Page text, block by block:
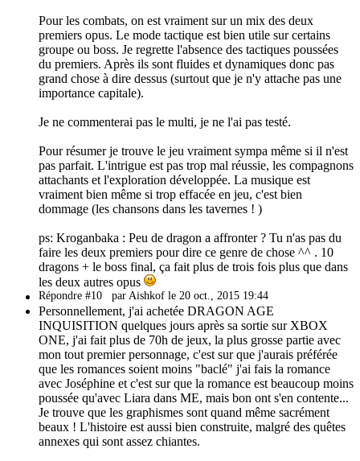
Pour les combats, on est vraiment sur un mix des deux
premiers opus. Le mode tactique est bien utile sur certains
groupe ou boss. Je regrette l'absence des tactiques poussées
du premiers. Après ils sont fluides et dynamiques donc pas
grand chose à dire dessus (surtout que je n'y attache pas une
importance capitale).
Je ne commenterai pas le multi, je ne l'ai pas testé.
Pour résumer je trouve le jeu vraiment sympa même si il n'est
pas parfait. L'intrigue est pas trop mal réussie, les compagnons
attachants et l'exploration développée. La musique est
vraiment bien même si trop effacée en jeu, c'est bien
dommage (les chansons dans les tavernes ! )
ps: Kroganbaka : Peu de dragon a affronter ? Tu n'as pas du
faire les deux premiers pour dire ce genre de chose ^^ . 10
dragons + le boss final, ça fait plus de trois fois plus que dans
les deux autres opus
Répondre #10 par Aishkof le 20 oct., 2015 19:44
Personnellement, j'ai achetée DRAGON AGE
INQUISITION quelques jours après sa sortie sur XBOX
ONE, j'ai fait plus de 70h de jeux, la plus grosse partie avec
mon tout premier personnage, c'est sur que j'aurais préférée
que les romances soient moins "baclé" j'ai fais la romance
avec Joséphine et c'est sur que la romance est beaucoup moins
poussée qu'avec Liara dans ME, mais bon ont s'en contente...
Je trouve que les graphismes sont quand même sacrément
beaux ! L'histoire est aussi bien construite, malgré des quêtes
annexes qui sont assez chiantes.